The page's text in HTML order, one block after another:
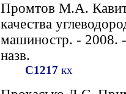
Промтов М.А.
качества
машиностр. - 2008.
назв.
С1217 кх